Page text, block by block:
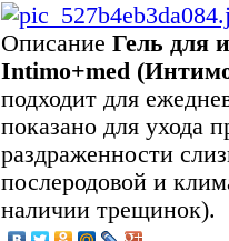
Описание Гель для
Intimo+med
подходит для
показано для ухода
раздраженности
послеродовой и
наличии трещинок).